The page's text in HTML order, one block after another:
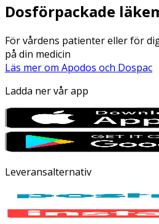
Dosförpackade
För vårdens patienter eller för
på din medicin
Läs mer om Apodos och Dospac
Ladda ner vår app
Leveransalternativ